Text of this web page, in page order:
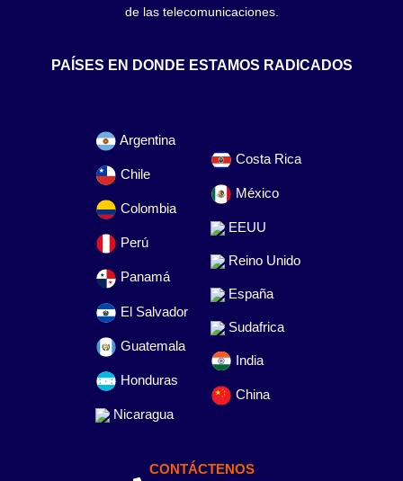
de las telecomunicaciones.
PAÍSES EN DONDE ESTAMOS RADICADOS
Argentina
Chile
Colombia
Perú
Panamá
El Salvador
Guatemala
Honduras
Nicaragua
Costa Rica
México
EEUU
Reino Unido
España
Sudafrica
India
China
CONTÁCTENOS